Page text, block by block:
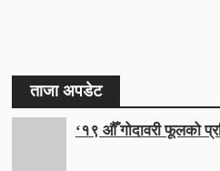
ताजा अपडेट
‘१९ औँ गोदावरी फूलको